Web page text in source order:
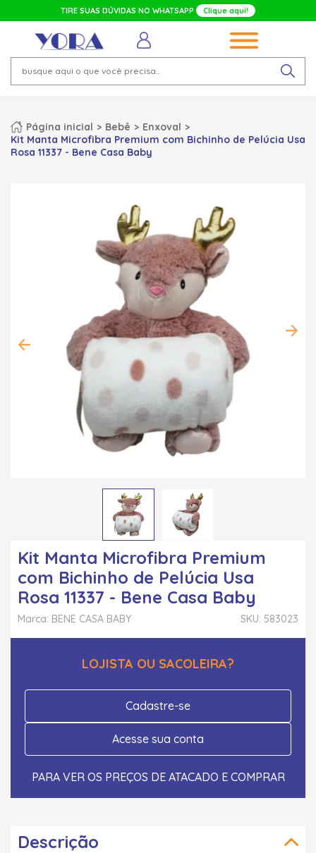
TIRE SUAS DÚVIDAS NO WHATSAPP Clique aqui!
Página inicial Bebê
Enxoval
Kit Manta Microfibra Premium com Bichinho de Pelúcia Usa
Rosa 11337 - Bene Casa Baby
Kit Manta Microfibra Premium
com Bichinho de Pelúcia Usa
Rosa 11337 - Bene Casa Baby
SKU: 583023
Marca: BENE CASA BABY
LOJISTA OU SACOLEIRA?
Cadastre-se
Acesse sua conta
PARA VER OS PREÇOS DE ATACADO E COMPRAR
Descrição